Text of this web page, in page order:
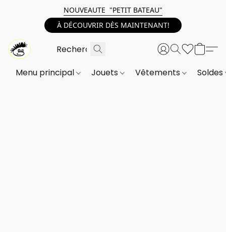
NOUVEAUTE "PETIT BATEAU"
À DÉCOUVRIR DÈS MAINTENANT!
Menu principal Jouets Vêtements Soldes